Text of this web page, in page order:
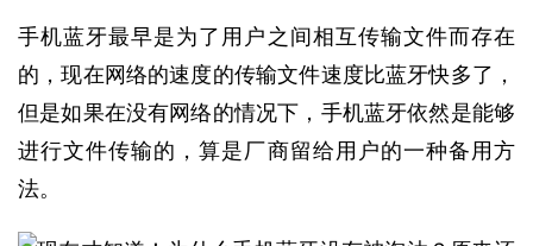
手机蓝牙最早是为了用户之间相互传输文件而存在
的，现在网络的速度的传输文件速度比蓝牙快多了，
但是如果在没有网络的情况下，手机蓝牙依然是能够
进行文件传输的，算是厂商留给用户的一种备用方
法。